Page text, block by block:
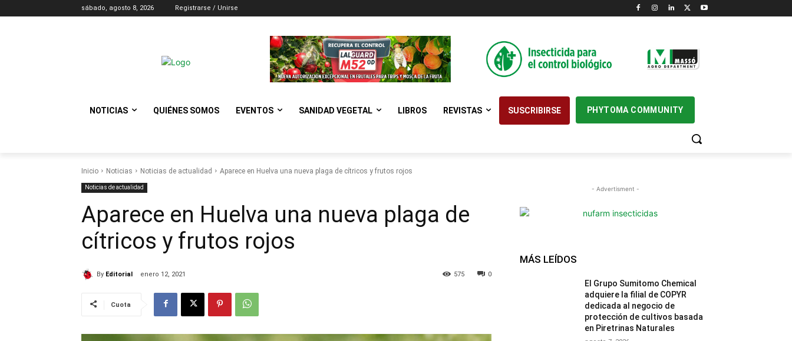
sábado, agosto 8, 2026 Registrarse / Unirse
NOTICIAS QUIÉNES SOMOS EVENTOS SANIDAD VEGETAL LIBROS REVISTAS SUSCRIBIRSE PHYTOMA COMMUNITY
Inicio Noticias Noticias de actualidad Aparece en Huelva una nueva plaga de cítricos y frutos rojos
Noticias de actualidad
Aparece en Huelva una nueva plaga de
cítricos y frutos rojos
By Editorial enero 12, 2021 0
575
Cuota
- Advertisment -
MÁS LEÍDOS
El Grupo Sumitomo Chemical
adquiere la filial de COPYR
dedicada al negocio de
protección de cultivos basada
en Piretrinas Naturales